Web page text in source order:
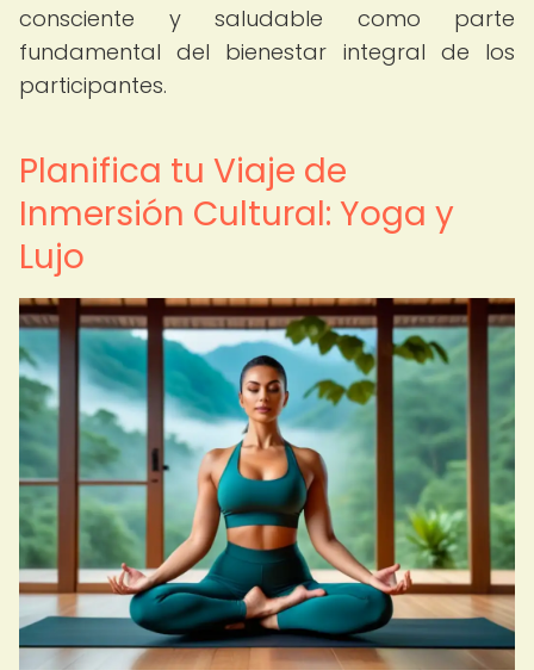
consciente y saludable como parte
fundamental del bienestar integral de los
participantes.
Planifica tu Viaje de
Inmersión Cultural: Yoga y
Lujo